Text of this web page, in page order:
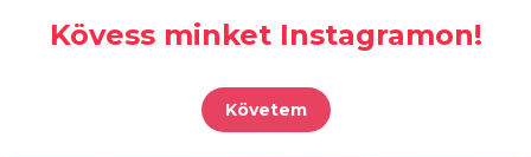
Kövess minket Instagramon!
Követem